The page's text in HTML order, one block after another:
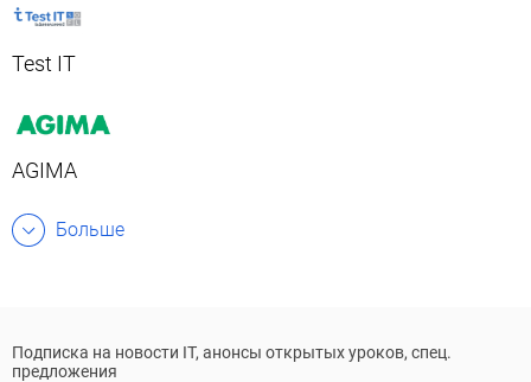
Test IT
AGIMA
Больше
Подписка на новости IT, анонсы открытых уроков, спец.
предложения